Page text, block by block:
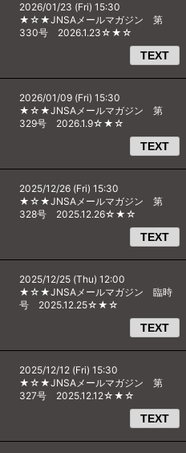
2026/01/23 (Fri) 15:30
★☆★JNSAメールマガジン 第
330号 2026.1.23☆★☆
TEXT
2026/01/09 (Fri) 15:30
★☆★JNSAメールマガジン 第
329号 2026.1.9☆★☆
TEXT
2025/12/26 (Fri) 15:30
★☆★JNSAメールマガジン 第
328号 2025.12.26☆★☆
TEXT
2025/12/25 (Thu) 12:00
★☆★JNSAメールマガジン 臨時
号 2025.12.25☆★☆
TEXT
2025/12/12 (Fri) 15:30
★☆★JNSAメールマガジン 第
327号 2025.12.12☆★☆
TEXT